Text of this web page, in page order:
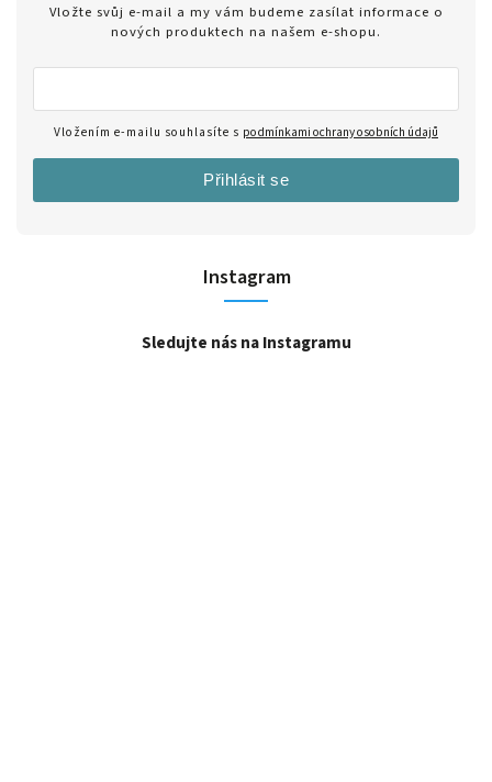
Instagram
Sledujte nás na Instagramu
Vložte svůj e-mail a my vám budeme zasílat informace o
nových produktech na našem e-shopu.
Vložením e-mailu souhlasíte s podmínkami ochrany osobních údajů
Přihlásit se